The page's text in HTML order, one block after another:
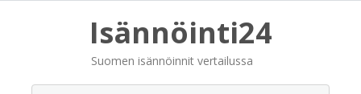
Isännöinti24
Suomen isännöinnit vertailussa